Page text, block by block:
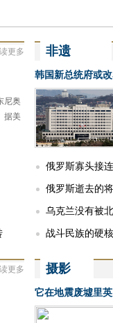
更多
尼奥
据美
非遗
Intangible heritage
韩国新总统府或
俄罗斯寡头接
巧？俄罗斯逝去的
乌克兰没有被
战斗民族的硬
更多
摄影
Photography